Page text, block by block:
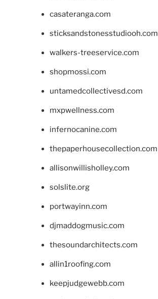
casateranga.com
sticksandstonesstudiooh.com
walkers-treeservice.com
shopmossi.com
untamedcollectivesd.com
mxpwellness.com
infernocanine.com
thepaperhousecollection.com
allisonwillisholley.com
solslite.org
portwayinn.com
djmaddogmusic.com
thesoundarchitects.com
allin1roofing.com
keepjudgewebb.com